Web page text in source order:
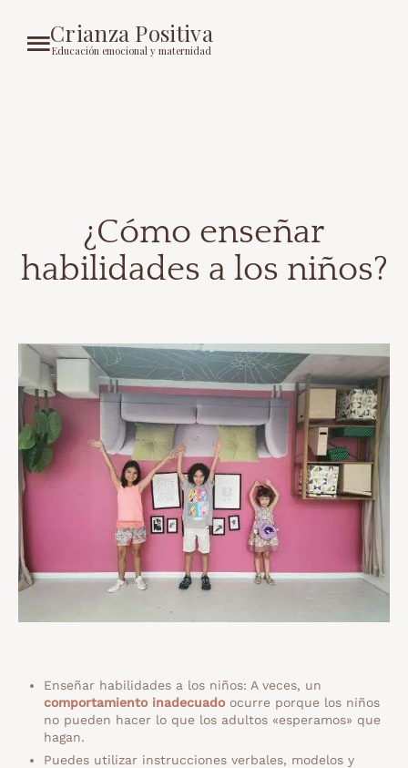
Crianza Positiva
Educación emocional y maternidad
¿Cómo enseñar
habilidades a los niños?
Enseñar habilidades a los niños: A veces, un
comportamiento inadecuadoocurre porque los niños
no pueden hacer lo que los adultos «esperamos» que
hagan.
Puedes utilizar instrucciones verbales, modelos y